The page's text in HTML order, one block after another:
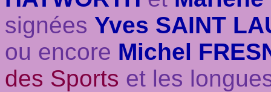
signées Yves SAINT
ou encore Michel
des Sports et les